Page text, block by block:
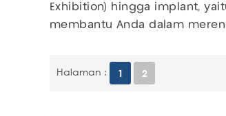
Exhibition) hingga implant,
membantu Anda dalam
Halaman : 1 2